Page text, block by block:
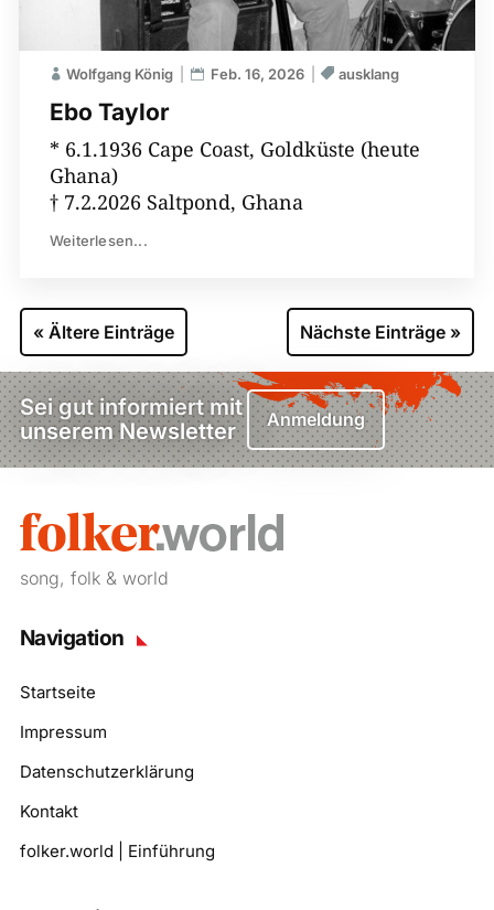
Ebo Taylor
Wolfgang König Feb. 16, 2026 ausklang
* 6.1.1936 Cape Coast, Goldküste (heute
Ghana)
† 7.2.2026 Saltpond, Ghana
Weiterlesen...
« Ältere Einträge Nächste Einträge »
Sei gut informiert mit
unserem Newsletter
Anmeldung
song, folk & world
Navigation
Startseite
Impressum
Datenschutzerklärung
Kontakt
folker.world | Einführung